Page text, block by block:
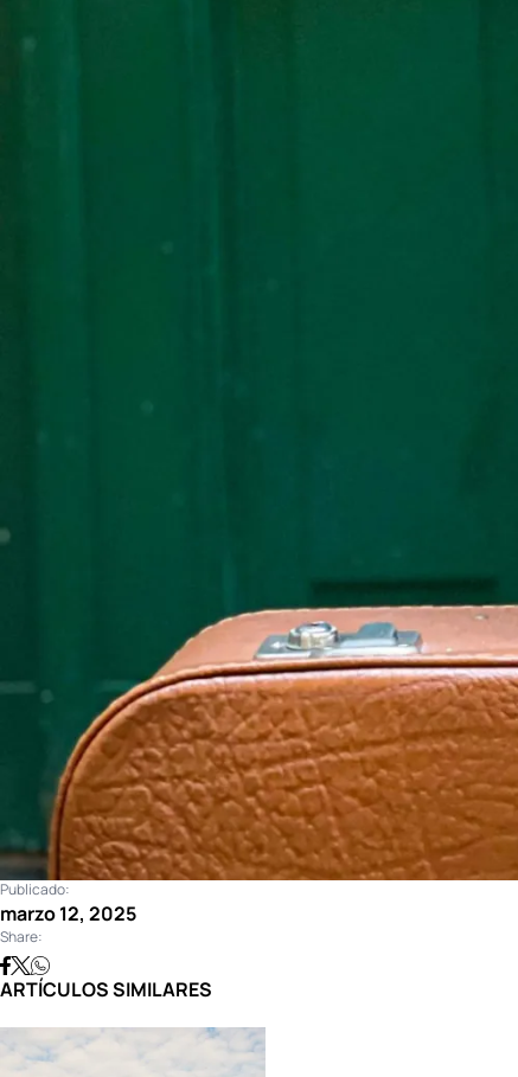
Publicado:
marzo 12, 2025
Share:
ARTÍCULOS SIMILARES